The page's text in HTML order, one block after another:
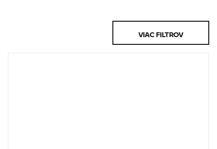
VIAC FILTROV